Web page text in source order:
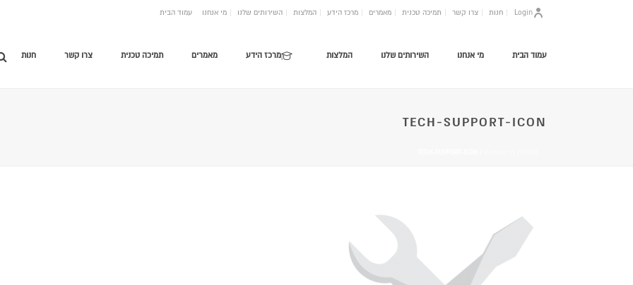
חנות צרו קשר תמיכה טכנית מאמרים מרכז הידע המלצות השירותים שלנו מי אנחנו עמוד הבית Login
חנות צרו קשר תמיכה טכנית מאמרים מרכז הידע המלצות השירותים שלנו מי אנחנו עמוד הבית
TECH-SUPPORT-ICON